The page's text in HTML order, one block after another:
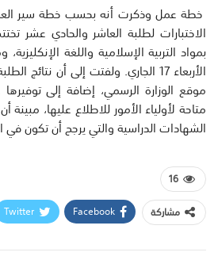
خطة عمل وذكرت أنه بحسب خطة سير
بمواد التربية الإسلامية واللغة
الأربعاء 17 الجاري. ولفتت إلى أن
موقع الوزارة الرسمي، إضافة إلى
متاحة لأولياء الأمور للاطلاع عليها، مبينة
الشهادات الدراسية والتي يرجح أن تكون في
16
مشاركة
Facebook
Twitter